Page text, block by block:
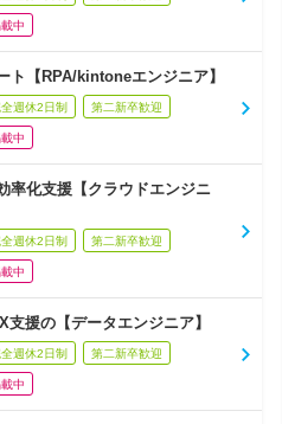
中
ト【RPA/kintoneエンジニア】
週休2日制 第二新卒歓迎
中
率化支援【クラウドエンジニ
週休2日制 第二新卒歓迎
中
支援の【データエンジニア】
週休2日制 第二新卒歓迎
中